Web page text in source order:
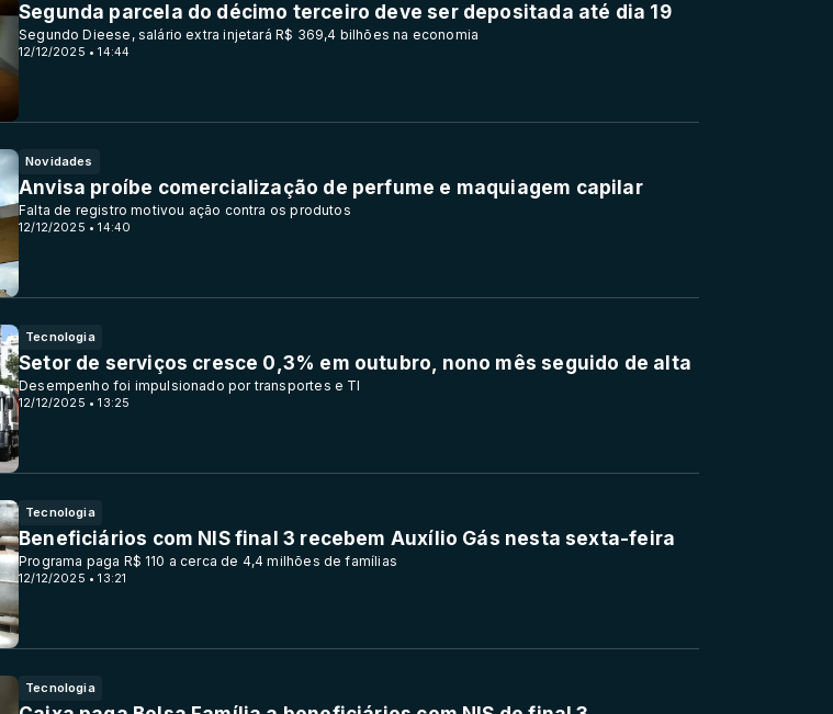
12/12/2025 • 14:44
Segunda parcela do décimo terceiro deve ser depositada até dia 19
Segundo Dieese, salário extra injetará R$ 369,4 bilhões na economia
Novidades
12/12/2025 • 14:40
Anvisa proíbe comercialização de perfume e maquiagem capilar
Falta de registro motivou ação contra os produtos
Tecnologia
12/12/2025 • 13:25
Setor de serviços cresce 0,3% em outubro, nono mês seguido de alta
Desempenho foi impulsionado por transportes e TI
Tecnologia
12/12/2025 • 13:21
Beneficiários com NIS final 3 recebem Auxílio Gás nesta sexta-feira
Programa paga R$ 110 a cerca de 4,4 milhões de famílias
Tecnologia